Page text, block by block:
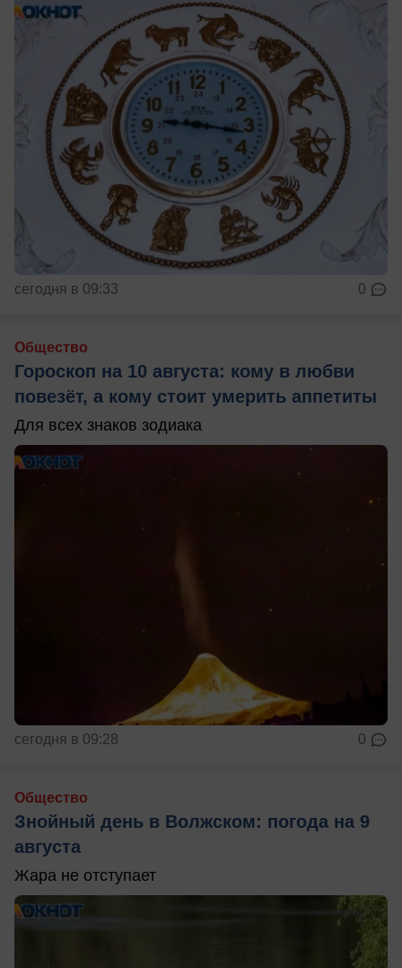
сегодня в 09:33 0
Общество
Гороскоп на 10 августа: кому в любви
повезёт, а кому стоит умерить аппетиты
Для всех знаков зодиака
сегодня в 09:28 0
Общество
Знойный день в Волжском: погода на 9
августа
Жара не отступает